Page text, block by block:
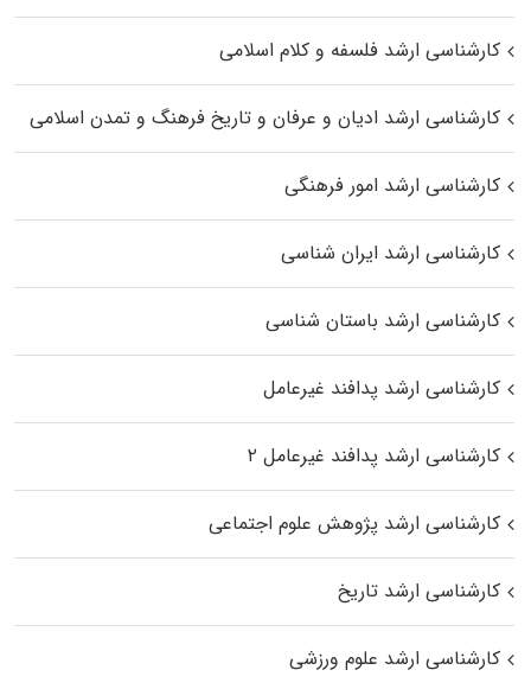
کارشناسی ارشد فلسفه و کلام اسلامی
کارشناسی ارشد ادیان و عرفان و تاریخ فرهنگ و تمدن اسلامی
کارشناسی ارشد امور فرهنگی
کارشناسی ارشد ایران شناسی
کارشناسی ارشد باستان شناسی
کارشناسی ارشد پدافند غیرعامل
کارشناسی ارشد پدافند غیرعامل ۲
کارشناسی ارشد پژوهش علوم اجتماعی
کارشناسی ارشد تاریخ
کارشناسی ارشد علوم ورزشی